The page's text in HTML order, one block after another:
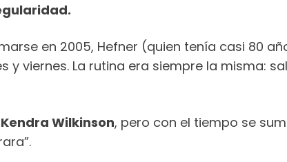
en 2005, Hefner (quien tenía casi 80
viernes. La rutina era siempre la misma:
Wilkinson, pero con el tiempo se